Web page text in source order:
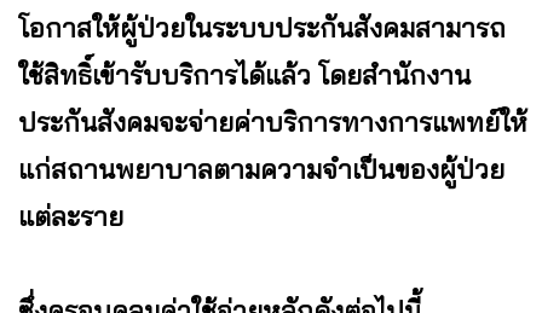
โอกาสให้ผู้ป่วยในระบบประกันสังคมสามารถ
ใช้สิทธิ์เข้ารับบริการได้แล้ว โดยสำนักงาน
ประกันสังคมจะจ่ายค่าบริการทางการแพทย์ให้
แก่สถานพยาบาลตามความจำเป็นของผู้ป่วย
แต่ละราย